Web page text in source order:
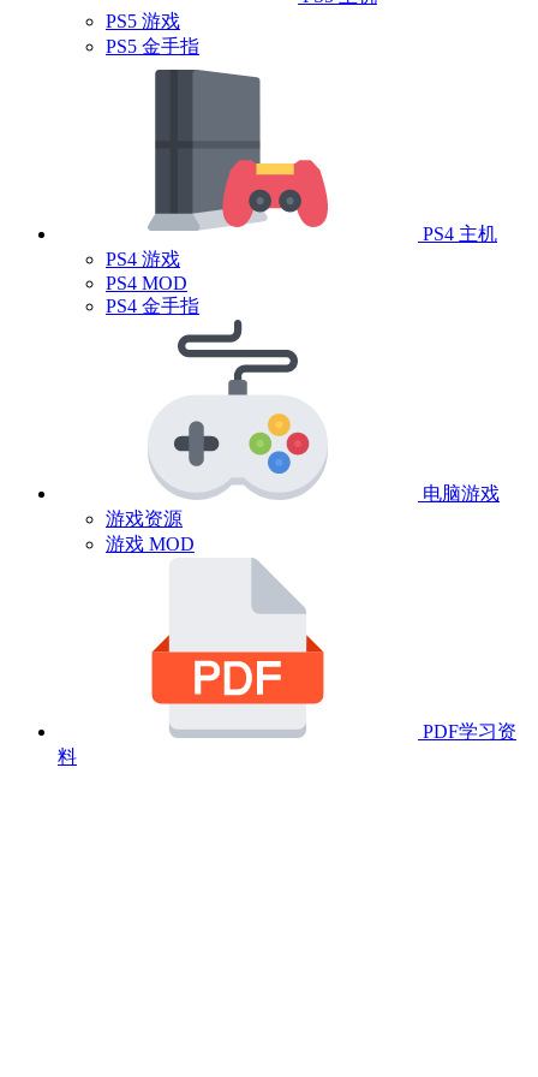
PS5 游戏
PS5 金手指
PS4 主机
PS4 游戏
PS4 MOD
PS4 金手指
电脑游戏
游戏资源
游戏 MOD
PDF学习资
料